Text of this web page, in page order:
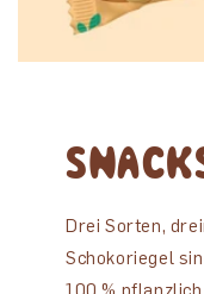
Drei Sorten,
Schokoriegel
100 %